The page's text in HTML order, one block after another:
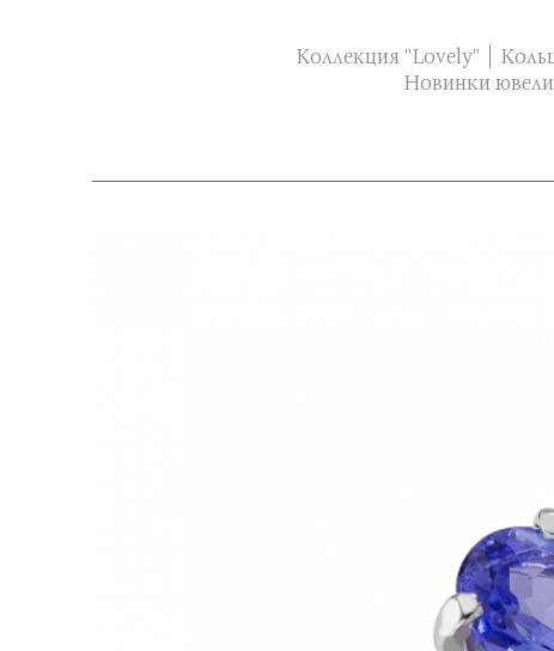
Коллекция "Lovely"
Новинки